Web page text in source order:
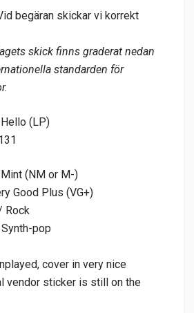
begäran skickar vi korrekt
skick finns graderat nedan
standarden för
(LP)
(NM or M-)
Good Plus (VG+)
Rock
pop
cover in very nice
vendor sticker is still on the